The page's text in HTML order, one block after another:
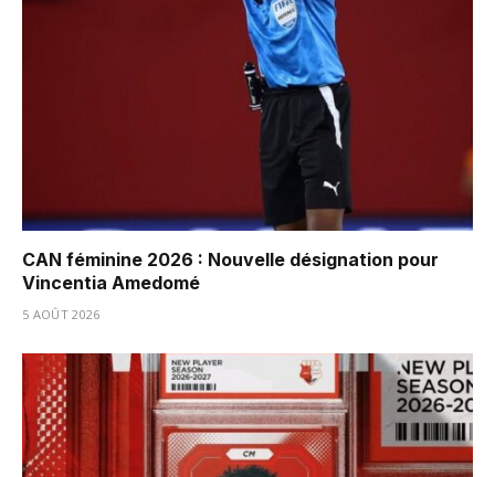
CAN féminine 2026 : Nouvelle désignation pour
Vincentia Amedomé
5 AOÛT 2026